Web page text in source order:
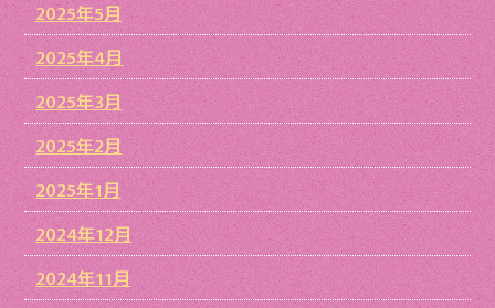
2025年5月
2025年4月
2025年3月
2025年2月
2025年1月
2024年12月
2024年11月